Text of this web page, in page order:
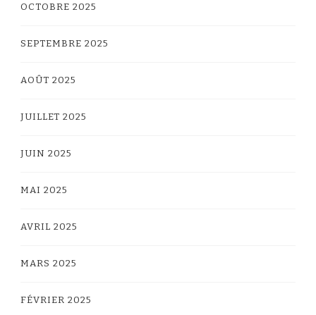
OCTOBRE 2025
SEPTEMBRE 2025
AOÛT 2025
JUILLET 2025
JUIN 2025
MAI 2025
AVRIL 2025
MARS 2025
FÉVRIER 2025